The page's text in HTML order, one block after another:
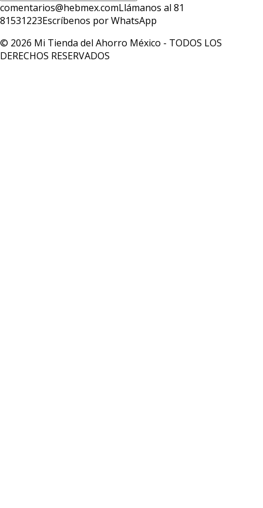
comentarios@hebmex.comLlámanos al 81
81531223Escríbenos por WhatsApp
© 2026 Mi Tienda del Ahorro México - TODOS LOS
DERECHOS RESERVADOS